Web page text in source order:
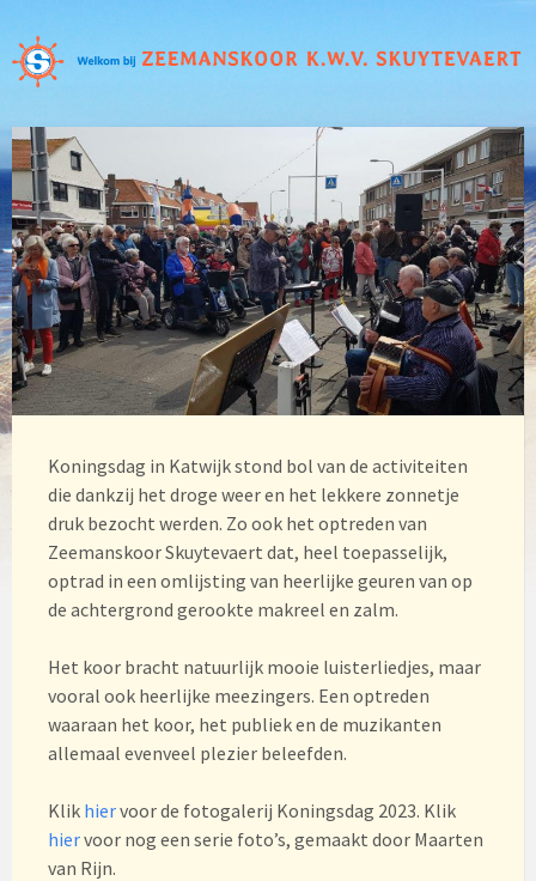
Koningsdag in Katwijk stond bol van de activiteiten
die dankzij het droge weer en het lekkere zonnetje
druk bezocht werden. Zo ook het optreden van
Zeemanskoor Skuytevaert dat, heel toepasselijk,
optrad in een omlijsting van heerlijke geuren van op
de achtergrond gerookte makreel en zalm.
Het koor bracht natuurlijk mooie luisterliedjes, maar
vooral ook heerlijke meezingers. Een optreden
waaraan het koor, het publiek en de muzikanten
allemaal evenveel plezier beleefden.
Klik hiervoor de fotogalerij Koningsdag 2023. Klik
hiervoor nog een serie foto’s, gemaakt door Maarten
van Rijn.